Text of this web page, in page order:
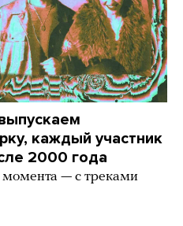
каждый участник
2000 года
момента — с треками